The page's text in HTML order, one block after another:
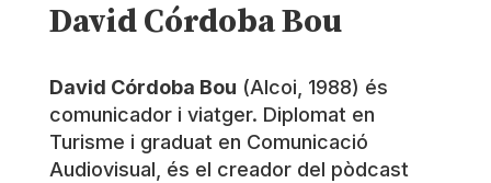
David Córdoba Bou
David Córdoba Bou (Alcoi, 1988) és
comunicador i viatger. Diplomat en
Turisme i graduat en Comunicació
Audiovisual, és el creador del pòdcast